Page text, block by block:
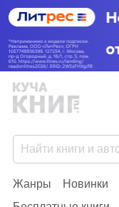
Жанры Новинки